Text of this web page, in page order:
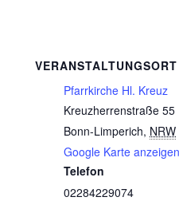
VERANSTALTUNGSORT
Pfarrkirche Hl. Kreuz
Kreuzherrenstraße 55
Bonn-Limperich, NRW
Google Karte anzeigen
Telefon
02284229074